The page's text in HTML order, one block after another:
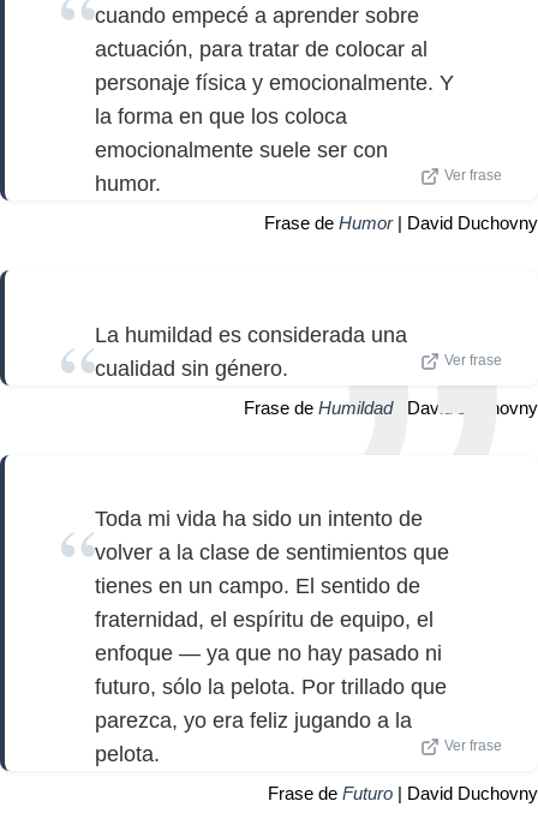
cuando empecé a aprender sobre
actuación, para tratar de colocar al
personaje física y emocionalmente. Y
la forma en que los coloca
emocionalmente suele ser con
humor.
Ver frase
Frase de Humor| David Duchovny
La humildad es considerada una
cualidad sin género.
Ver frase
Frase de Humildad| David Duchovny
Toda mi vida ha sido un intento de
volver a la clase de sentimientos que
tienes en un campo. El sentido de
fraternidad, el espíritu de equipo, el
enfoque — ya que no hay pasado ni
futuro, sólo la pelota. Por trillado que
parezca, yo era feliz jugando a la
pelota.
Ver frase
Frase de Futuro | David Duchovny